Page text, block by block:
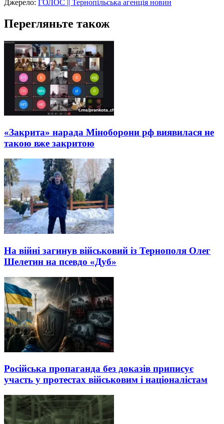
Джерело: ГОЛОС || Тернопільська агенція новин
Перегляньте також
«Закрита» нарада Міноборони рф виявилася не
такою вже закритою
На війні загинув військовий із Тернополя Олег
Шелетин на псевдо «Дуб»
Російська пропаганда без доказів приписує
участь у протестах військовим і націоналістам